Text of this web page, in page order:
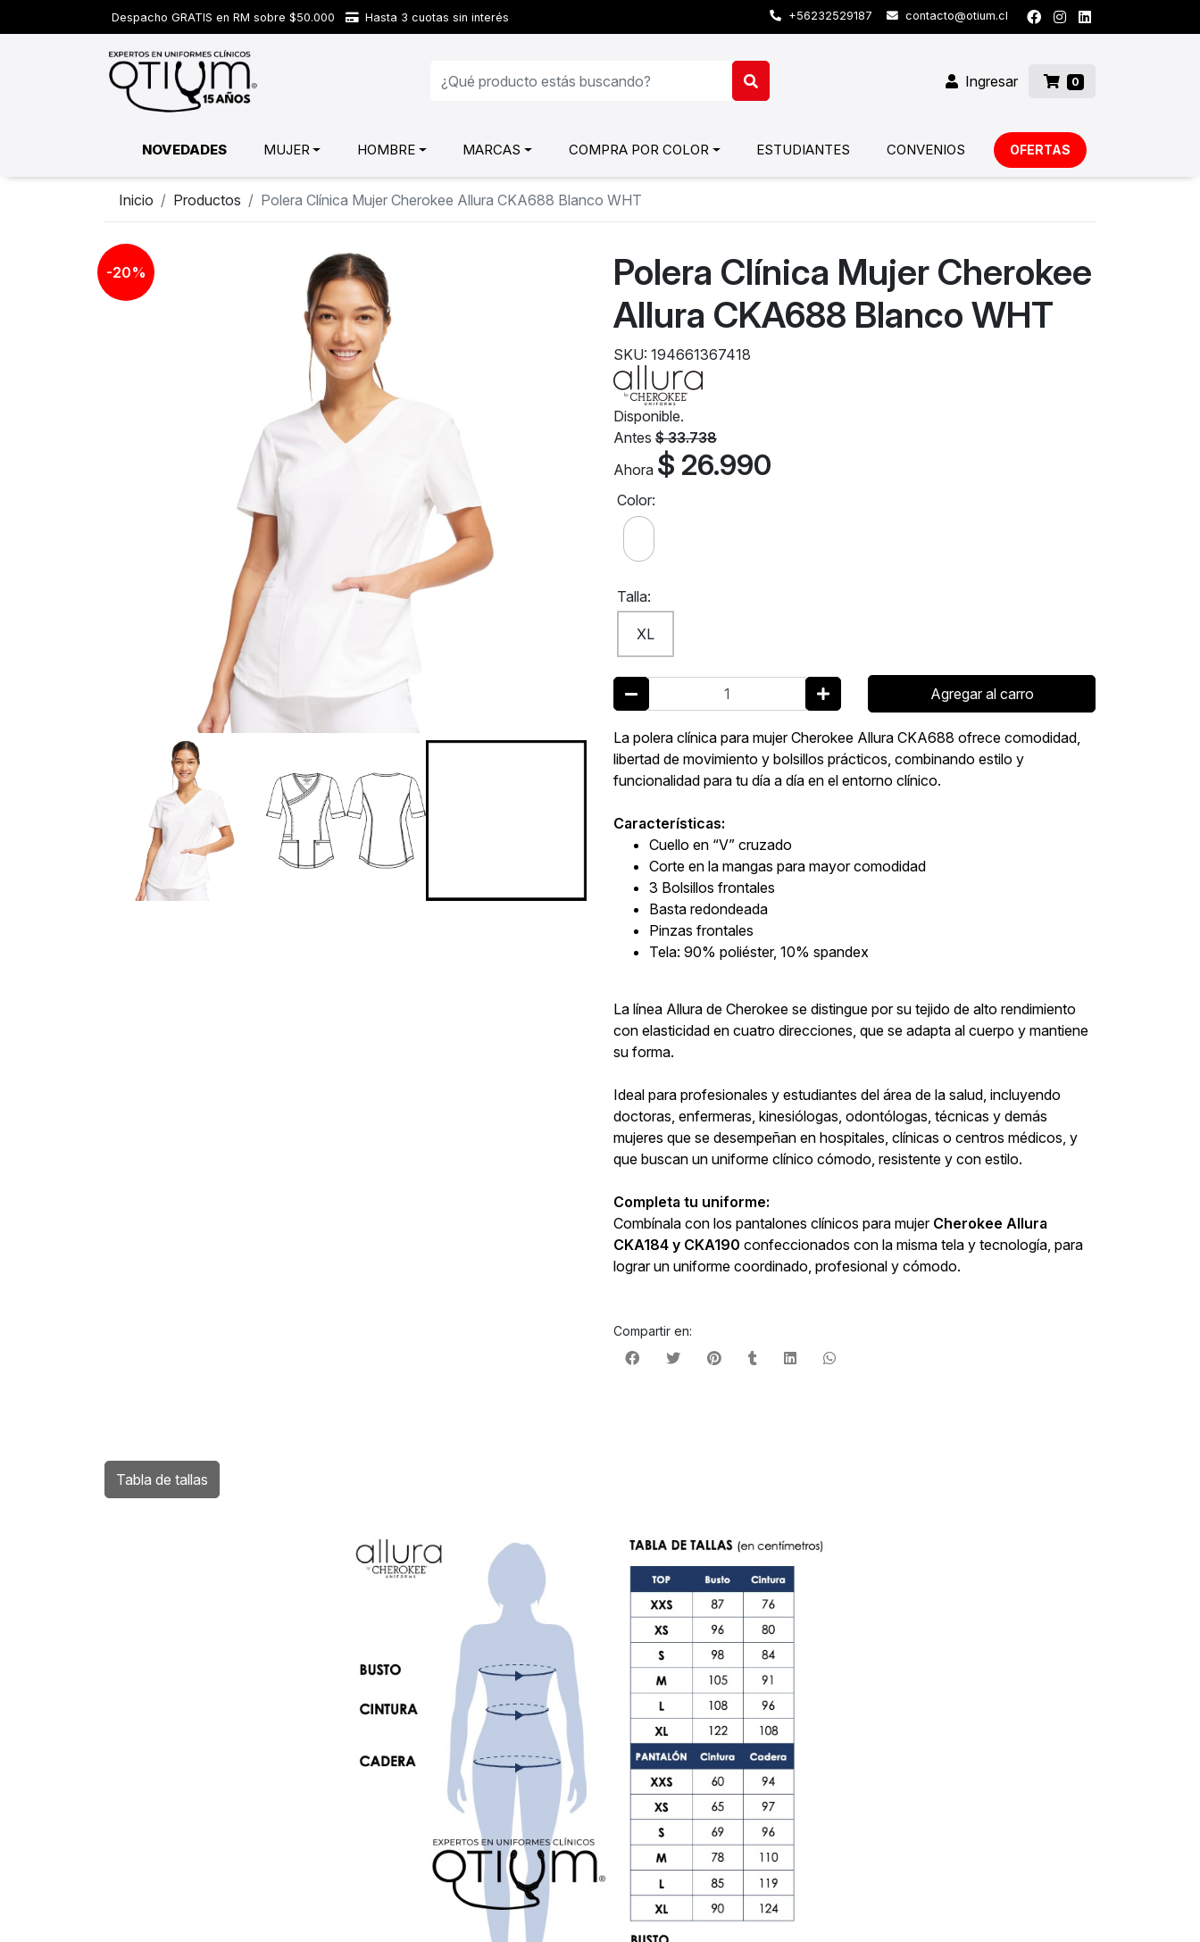
Despacho GRATIS en RM sobre $50.000 Hasta 3 cuotas sin interés +56232529187 contacto@otium.cl
Ingresar 0
NOVEDADES MUJER HOMBRE MARCAS COMPRA POR COLOR ESTUDIANTES CONVENIOS OFERTAS
Inicio Productos Polera Clínica Mujer Cherokee Allura CKA688 Blanco WHT
-20%
Polera Clínica Mujer Cherokee
Allura CKA688 Blanco WHT
SKU: 194661367418
Disponible.
Antes $ 33.738
Ahora $ 26.990
Color:
Talla:
XL
Agregar al carro
La polera clínica para mujer Cherokee Allura CKA688 ofrece comodidad,
libertad de movimiento y bolsillos prácticos, combinando estilo y
funcionalidad para tu día a día en el entorno clínico.
Características:
Cuello en “V” cruzado
Corte en la mangas para mayor comodidad
3 Bolsillos frontales
Basta redondeada
Pinzas frontales
Tela: 90% poliéster, 10% spandex
La línea Allura de Cherokee se distingue por su tejido de alto rendimiento
con elasticidad en cuatro direcciones, que se adapta al cuerpo y mantiene
su forma.
Ideal para profesionales y estudiantes del área de la salud, incluyendo
doctoras, enfermeras, kinesiólogas, odontólogas, técnicas y demás
mujeres que se desempeñan en hospitales, clínicas o centros médicos, y
que buscan un uniforme clínico cómodo, resistente y con estilo.
Completa tu uniforme:
Combínala con los pantalones clínicos para mujer Cherokee Allura
CKA184 y CKA190 confeccionados con la misma tela y tecnología, para
lograr un uniforme coordinado, profesional y cómodo.
Compartir en:
Tabla de tallas